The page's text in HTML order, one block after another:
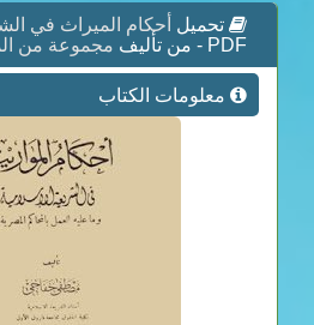
تحميل أحكام الميراث في
PDF - من تأليف
مجموعة من
معلومات الكتاب